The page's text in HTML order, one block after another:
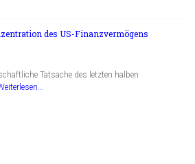
des US-Finanzvermögens
Tatsache des letzten halben